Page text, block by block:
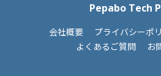
Pepabo Tech
会社概要 プライバシーポ
よくあるご質問
お